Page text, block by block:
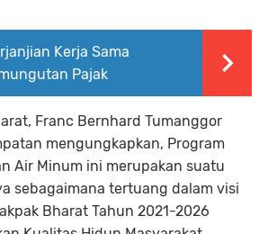
Kerja Sama
Pajak
Franc Bernhard Tumanggor
mengungkapkan, Program
Air Minum ini merupakan suatu
sebagaimana tertuang dalam visi
Bharat Tahun 2021-2026